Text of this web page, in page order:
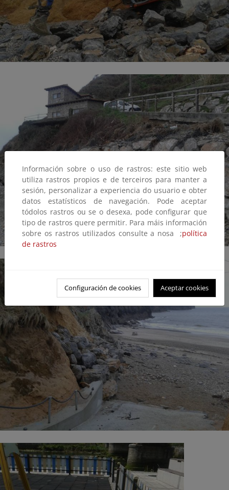
Información sobre o uso de rastros: este sitio web
utiliza rastros propios e de terceiros para manter a
sesión, personalizar a experiencia do usuario e obter
datos estatísticos de navegación. Pode aceptar
tódolos rastros ou se o desexa, pode configurar que
tipo de rastros quere permitir. Para máis información
sobre os rastros utilizados consulte a nosa ;política
de rastros
Configuración de cookies Aceptar cookies